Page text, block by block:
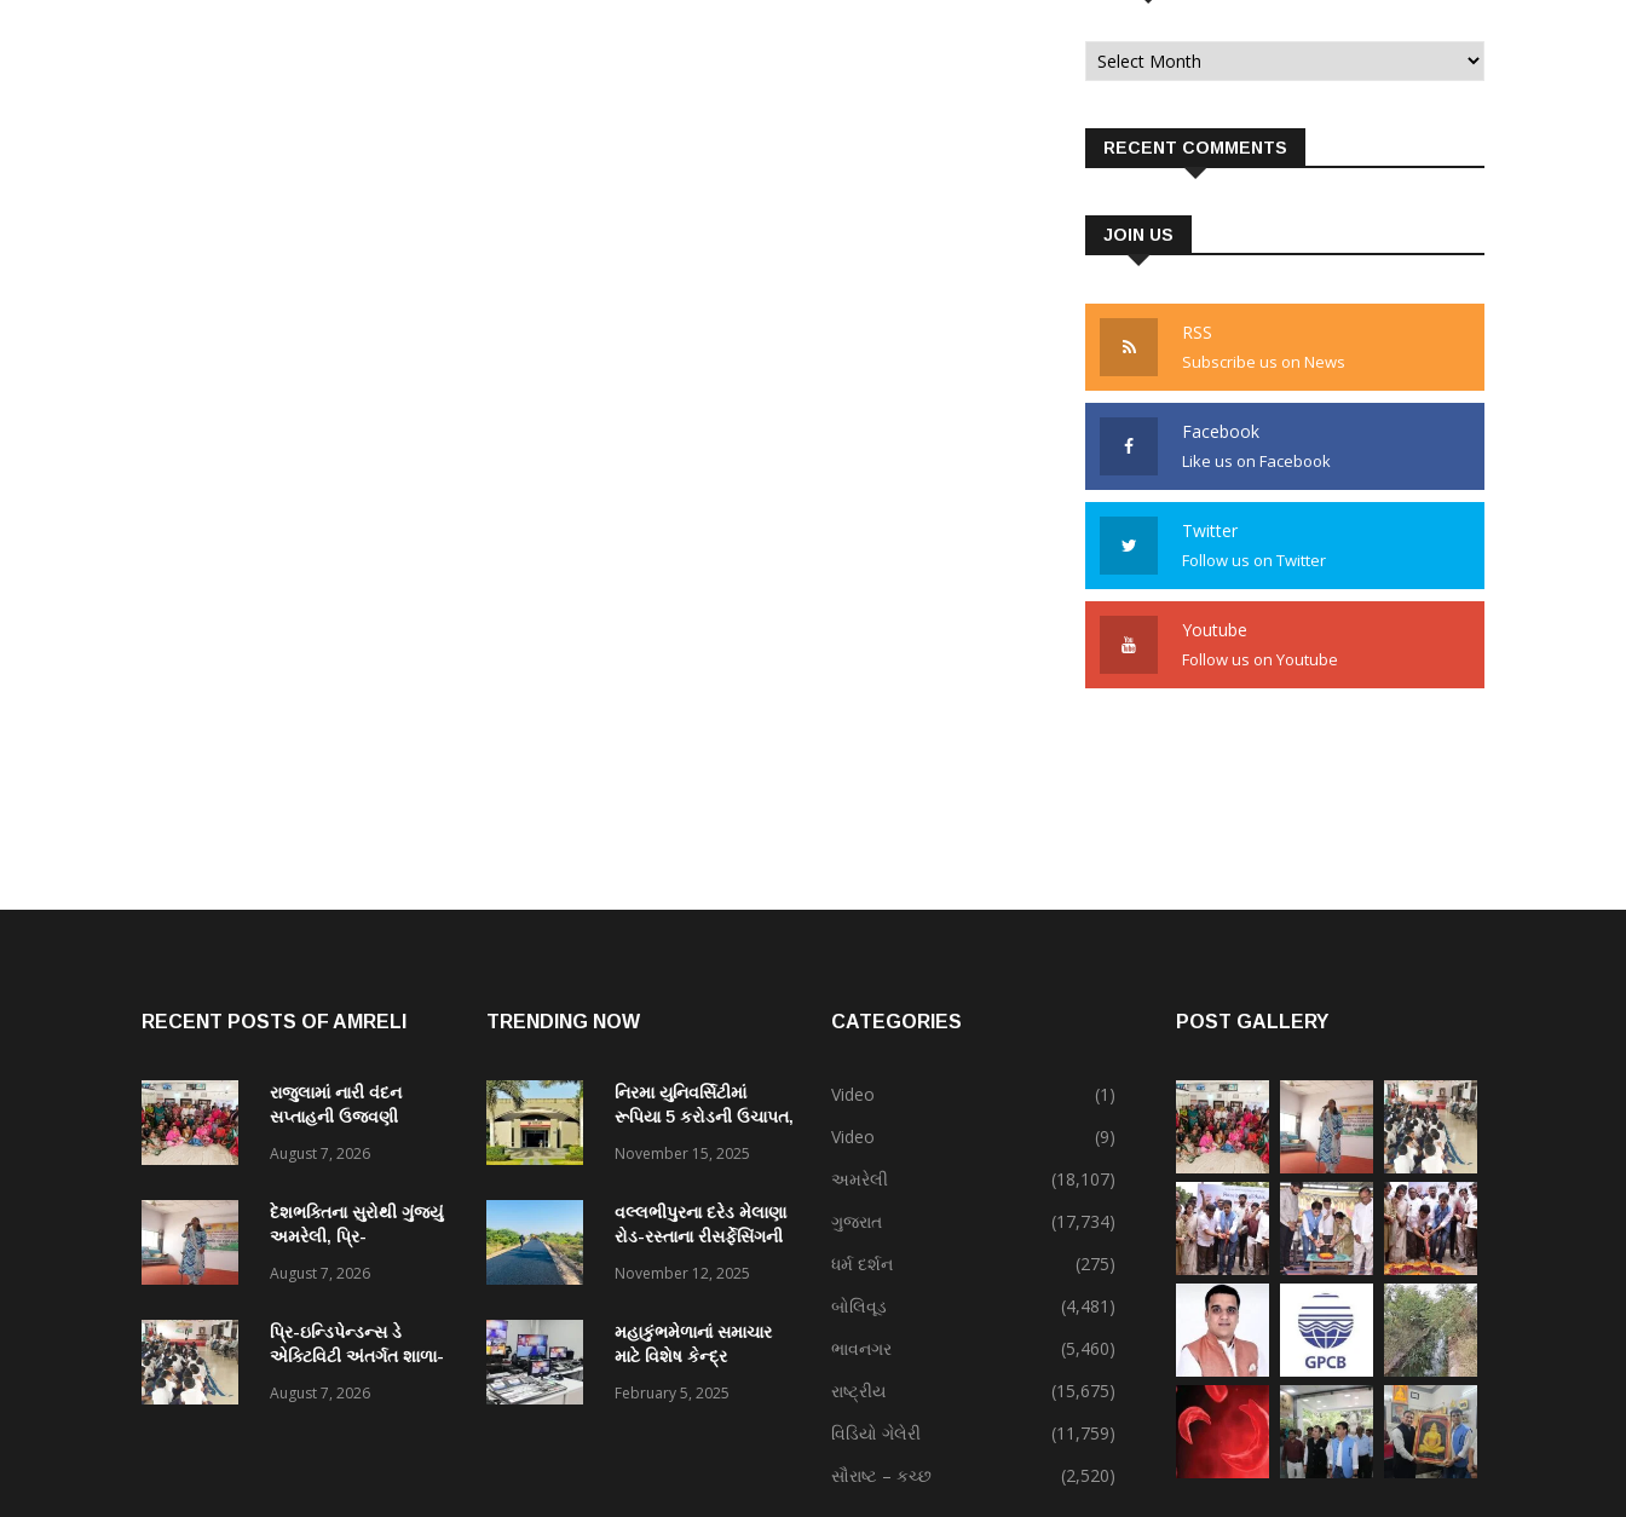
Archives
RECENT COMMENTS
JOIN US
RSS
Subscribe us on News
Facebook
Like us on Facebook
Twitter
Follow us on Twitter
Youtube
Follow us on Youtube
RECENT POSTS OF AMRELI
રાજુલામાં નારી વંદન
સપ્તાહની ઉજવણી
દિવસ” ની ઉજવણી થઈ
August 7, 2026
દેશભક્તિના સુરોથી ગુંજ્યું
અમરેલી, પ્રિ-
અંતર્ગત યુવા વિકાસ
દેશભક્તિ ગીતોની સિંગિંગ
સ્પર્ધા યોજાઈ
August 7, 2026
પ્રિ-ઇન્ડિપેન્ડન્સ ડે
એક્ટિવિટી અંતર્ગત શાળા-
રંગોળી, નિબંધ, ક્વિઝ
August 7, 2026
TRENDING NOW
નિરમા યુનિવર્સિટીમાં
રૂપિયા 5 કરોડની ઉચાપત,
ફરિયાદ
November 15, 2025
વલ્લભીપુરના દરેડ મેલાણા
રોડ-રસ્તાના રીસર્ફેસિંગની
November 12, 2025
મહાકુંભમેળાનાં સમાચાર
માટે વિશેષ કેન્દ્ર
February 5, 2025
CATEGORIES
Video
(1)
Video
(9)
અમરેલી
(18,107)
ગુજરાત
(17,734)
ધર્મ દર્શન
(275)
બોલિવૂડ
(4,481)
ભાવનગર
(5,460)
રાષ્ટ્રીય
(15,675)
વિડિયો ગેલેરી
(11,759)
સૌરાષ્ટ – કચ્છ
(2,520)
POST GALLERY